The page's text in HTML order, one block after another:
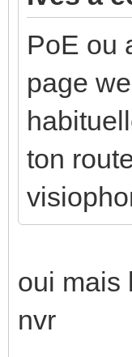
PoE ou
page
ton
oui mais
nvr